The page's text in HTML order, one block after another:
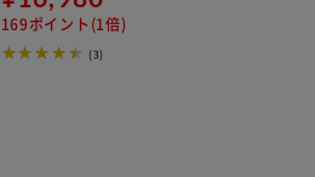
169ポイント(1倍)
(3)